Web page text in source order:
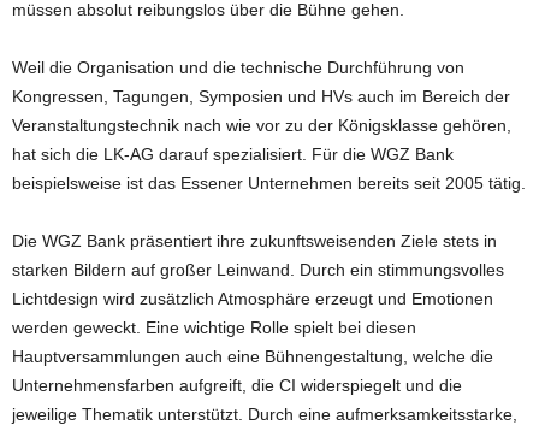
müssen absolut reibungslos über die Bühne gehen.
Weil die Organisation und die technische Durchführung von
Kongressen, Tagungen, Symposien und HVs auch im Bereich der
Veranstaltungstechnik nach wie vor zu der Königsklasse gehören,
hat sich die LK-AG darauf spezialisiert. Für die WGZ Bank
beispielsweise ist das Essener Unternehmen bereits seit 2005 tätig.
Die WGZ Bank präsentiert ihre zukunftsweisenden Ziele stets in
starken Bildern auf großer Leinwand. Durch ein stimmungsvolles
Lichtdesign wird zusätzlich Atmosphäre erzeugt und Emotionen
werden geweckt. Eine wichtige Rolle spielt bei diesen
Hauptversammlungen auch eine Bühnengestaltung, welche die
Unternehmensfarben aufgreift, die CI widerspiegelt und die
jeweilige Thematik unterstützt. Durch eine aufmerksamkeitsstarke,